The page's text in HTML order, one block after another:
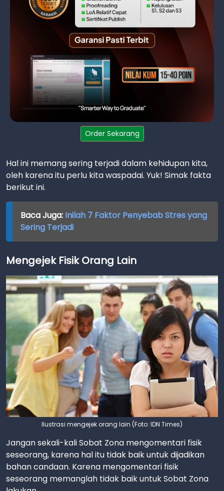
Order Sekarang
Hal ini memang sering terjadi dalam kehidupan kita,
oleh karena itu perlu kita waspadai. Yuk! Simak fakta
berikut ini.
Baca Juga: Inilah 7 Faktor Penyebab Stres yang
Sering Terjadi
Mengejek Fisik Orang Lain
Ilustrasi mengejek orang lain (Foto: IDN Times)
Jangan sekali-kali Sobat Zona mengomentari fisik
seseorang, karena hal itu tidak baik untuk dijadikan
bahan candaan. Karena mengomentari fisik
seseorang memanglah tidak baik untuk Sobat Zona